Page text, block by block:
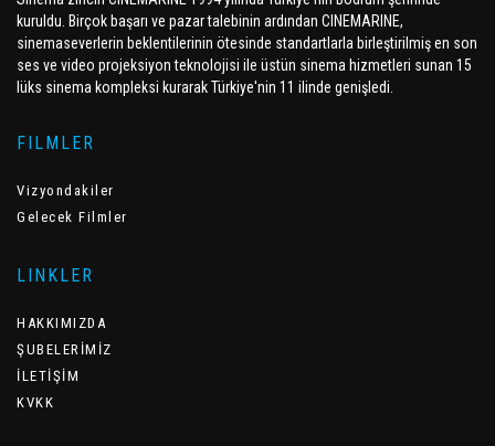
kuruldu. Birçok başarı ve pazar talebinin ardından CINEMARINE,
sinemaseverlerin beklentilerinin ötesinde standartlarla birleştirilmiş en son
ses ve video projeksiyon teknolojisi ile üstün sinema hizmetleri sunan 15
lüks sinema kompleksi kurarak Türkiye'nin 11 ilinde genişledi.
FILMLER
Vizyondakiler
Gelecek Filmler
LINKLER
HAKKIMIZDA
ŞUBELERİMİZ
İLETİŞİM
KVKK